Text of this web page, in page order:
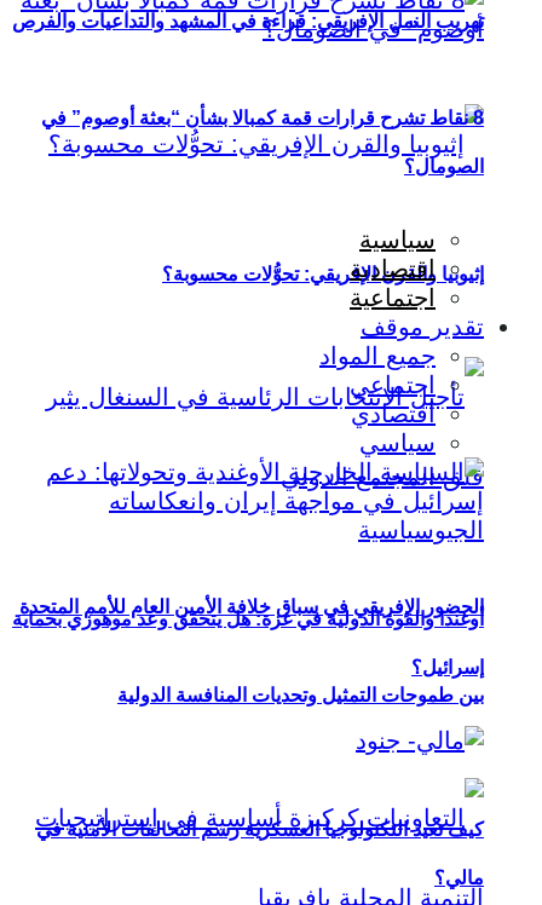
تهريب النمل الإفريقي: قراءة في المشهد والتداعيات والفرص
إثيوبيا والقرن الإفريقي: تحوُّلات محسوبة؟
الحضور الإفريقي في سباق خلافة الأمين العام للأمم المتحدة
بين طموحات التمثيل وتحديات المنافسة الدولية
8 نقاط تشرح قرارات قمة كمبالا بشأن “بعثة أوصوم” في
الصومال؟
سياسية
اقتصادية
اجتماعية
تقدير موقف
جميع المواد
اجتماعي
اقتصادي
سياسي
أوغندا والقوة الدولية في غزة: هل يتحقق وعد موهوزي بحماية
إسرائيل؟
كيف تعيد التكنولوجيا العسكرية رسم التحالفات الأمنية في
مالي؟